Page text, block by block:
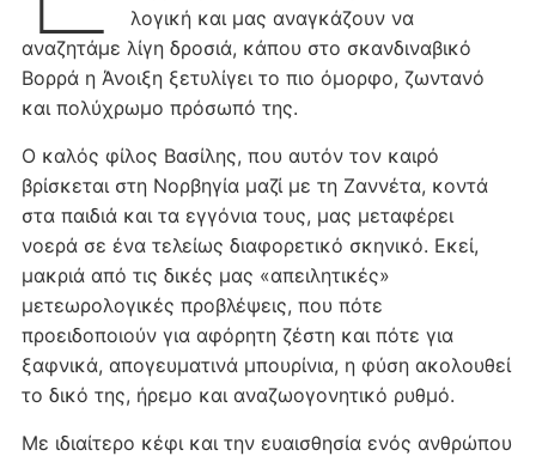
λογική και μας αναγκάζουν να
αναζητάμε λίγη δροσιά, κάπου στο σκανδιναβικό
Βορρά η Άνοιξη ξετυλίγει το πιο όμορφο, ζωντανό
και πολύχρωμο πρόσωπό της.
Ο καλός φίλος Βασίλης, που αυτόν τον καιρό
βρίσκεται στη Νορβηγία μαζί με τη Ζαννέτα, κοντά
στα παιδιά και τα εγγόνια τους, μας μεταφέρει
νοερά σε ένα τελείως διαφορετικό σκηνικό. Εκεί,
μακριά από τις δικές μας «απειλητικές»
μετεωρολογικές προβλέψεις, που πότε
προειδοποιούν για αφόρητη ζέστη και πότε για
ξαφνικά, απογευματινά μπουρίνια, η φύση ακολουθεί
το δικό της, ήρεμο και αναζωογονητικό ρυθμό.
Με ιδιαίτερο κέφι και την ευαισθησία ενός ανθρώπου